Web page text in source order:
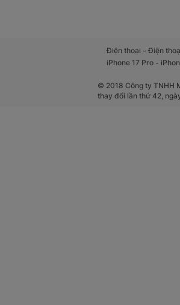
Điện thoại -Điện
iPhone 17 Pro -
© 2018 Công ty TNHH
thay đổi lần thứ 42,